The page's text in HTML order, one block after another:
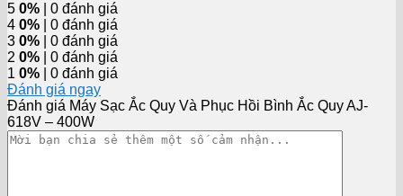
5 0% | 0 đánh giá
4 0% | 0 đánh giá
3 0% | 0 đánh giá
2 0% | 0 đánh giá
1 0% | 0 đánh giá
Đánh giá ngay
Đánh giá Máy Sạc Ắc Quy Và Phục Hồi Bình Ắc Quy AJ-
618V – 400W